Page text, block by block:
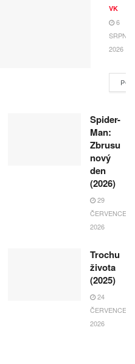
VK
6
SRPNA,
2026
Spider-
Man:
Zbrusu
nový
den
(2026)
29
ČERVENCE,
2026
Trochu
života
(2025)
24
ČERVENCE,
2026